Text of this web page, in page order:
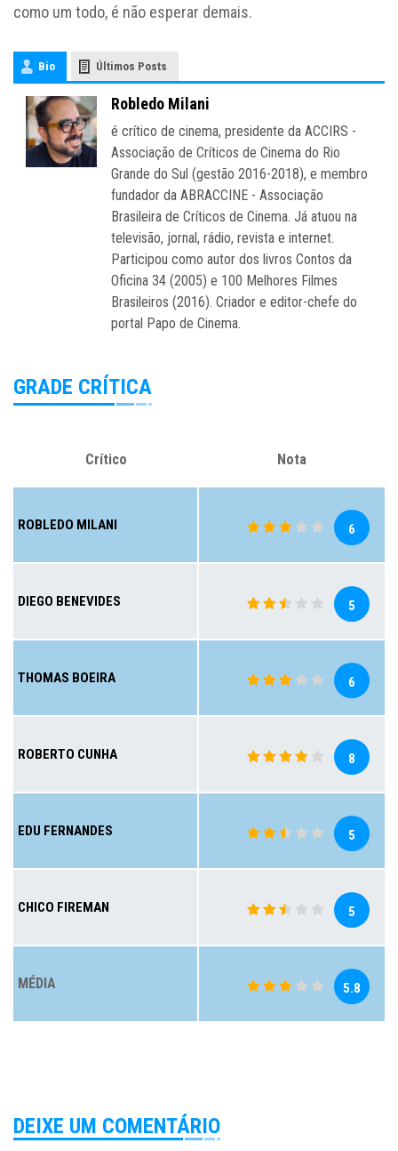
como um todo, é não esperar demais.
Bio Últimos Posts
Robledo Milani
é crítico de cinema, presidente da ACCIRS -
Associação de Críticos de Cinema do Rio
Grande do Sul (gestão 2016-2018), e membro
fundador da ABRACCINE - Associação
Brasileira de Críticos de Cinema. Já atuou na
televisão, jornal, rádio, revista e internet.
Participou como autor dos livros Contos da
Oficina 34 (2005) e 100 Melhores Filmes
Brasileiros (2016). Criador e editor-chefe do
portal Papo de Cinema.
GRADE CRÍTICA
Crítico Nota
ROBLEDO MILANI 6
DIEGO BENEVIDES 5
THOMAS BOEIRA 6
ROBERTO CUNHA 8
EDU FERNANDES 5
CHICO FIREMAN 5
MÉDIA 5.8
DEIXE UM COMENTÁRIO